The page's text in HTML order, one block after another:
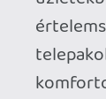
nem egy
ban aki
sajnálva